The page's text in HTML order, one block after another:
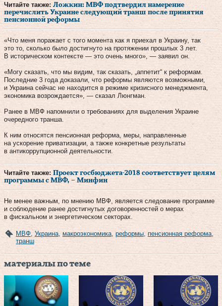
Читайте также: Ложкин: МВФ подтвердил намерение
перечислить Украине следующий транш после принятия
пенсионной реформы
«Что меня поражает с того момента как я приехал в Украину, так
это то, сколько было достигнуто на протяжении прошлых 3 лет.
В историческом контексте — это очень много», — заявил он.
«Могу сказать, что мы видим, так сказать, „аппетит“ к реформам.
Последние 3 года доказали, что реформы являются возможными,
и Украина сейчас не находится в режиме кризисного менеджмента,
экономика возрождается», — сказал Люнгман.
Ранее в МВФ напомнили о требованиях для выделения Украине
очередного транша.
К ним относятся пенсионная реформа, меры, направленные
на ускорение приватизации, а также конкретные результаты
в антикоррупционной деятельности.
Читайте также: Проект госбюджета-2018 соответствует целям
программы с МВФ, – Минфин
Не менее важным, по мнению МВФ, является следование программе
и соблюдение ранее достигнутых договоренностей о мерах
в фискальном и энергетическом секторах.
МВФ Украина макроэкономика реформы пенсионная реформа
транш
материалы по теме